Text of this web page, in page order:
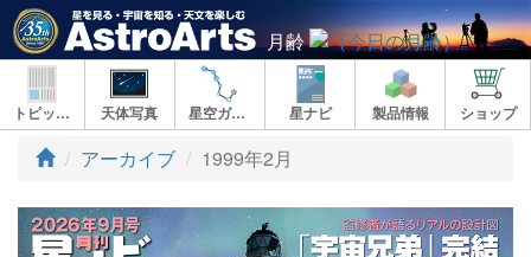
月齢
トピックス 天体写真 星空ガイド 星ナビ 製品情報 ショップ
アーカイブ 1999年2月